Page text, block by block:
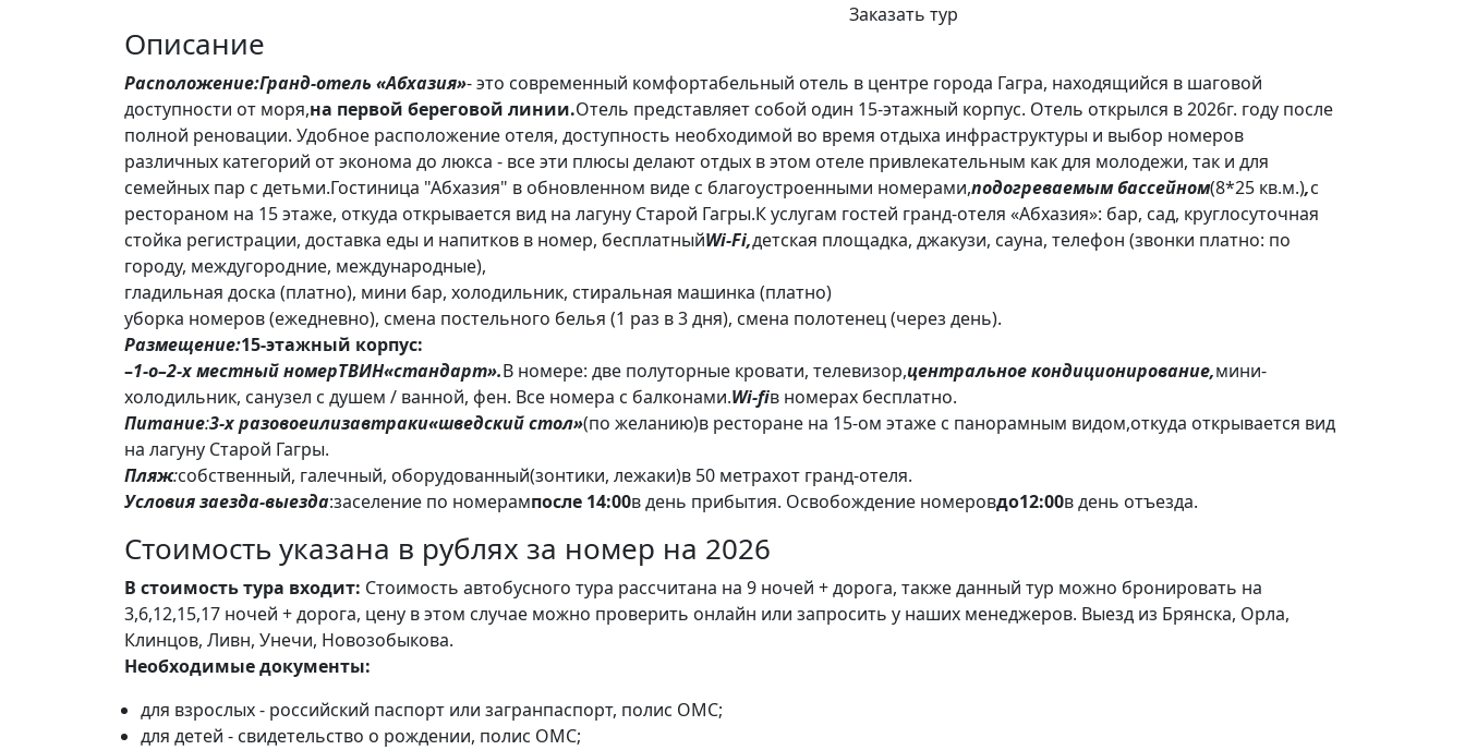
Заказать тур
Описание
Расположение:Гранд-отель «Абхазия»- это современный комфортабельный отель в центре города Гагра, находящийся в шаговой
доступности от моря,на первой береговой линии.Отель представляет собой один 15-этажный корпус. Отель открылся в 2026г. году после
полной реновации. Удобное расположение отеля, доступность необходимой во время отдыха инфраструктуры и выбор номеров
различных категорий от эконома до люкса - все эти плюсы делают отдых в этом отеле привлекательным как для молодежи, так и для
семейных пар с детьми.Гостиница "Абхазия" в обновленном виде с благоустроенными номерами,подогреваемым бассейном(8*25 кв.м.),с
рестораном на 15 этаже, откуда открывается вид на лагуну Старой Гагры.К услугам гостей гранд-отеля «Абхазия»: бар, сад, круглосуточная
стойка регистрации, доставка еды и напитков в номер, бесплатныйWi-Fi,детская площадка, джакузи, сауна, телефон (звонки платно: по
городу, междугородние, международные),
гладильная доска (платно), мини бар, холодильник, стиральная машинка (платно)
уборка номеров (ежедневно), смена постельного белья (1 раз в 3 дня), смена полотенец (через день).
Размещение:15-этажный корпус:
–1-о–2-х местный номерТВИН«стандарт».В номере: две полуторные кровати, телевизор,центральное кондиционирование,мини-
холодильник, санузел с душем / ванной, фен. Все номера с балконами.Wi-fiв номерах бесплатно.
Питание:3-х разовоеилизавтраки«шведский стол»(по желанию)в ресторане на 15-ом этаже с панорамным видом,откуда открывается вид
на лагуну Старой Гагры.
Пляж:собственный, галечный, оборудованный(зонтики, лежаки)в 50 метрахот гранд-отеля.
Условия заезда-выезда:заселение по номерампосле 14:00в день прибытия. Освобождение номеровдо12:00в день отъезда.
Стоимость указана в рублях за номер на 2026
В стоимость тура входит: Стоимость автобусного тура рассчитана на 9 ночей + дорога, также данный тур можно бронировать на
3,6,12,15,17 ночей + дорога, цену в этом случае можно проверить онлайн или запросить у наших менеджеров. Выезд из Брянска, Орла,
Клинцов, Ливн, Унечи, Новозобыкова.
Необходимые документы:
для взрослых - российский паспорт или загранпаспорт, полис ОМС;
для детей - свидетельство о рождении, полис ОМС;